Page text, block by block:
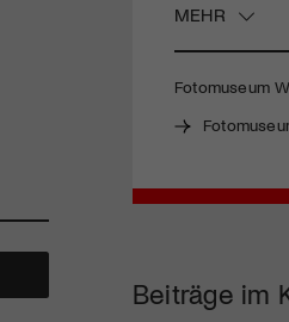
MEHR
Fotomuseum
Beiträge im